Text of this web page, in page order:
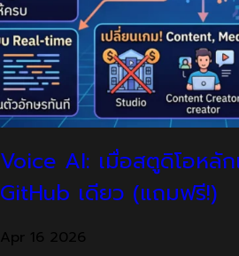
Voice AI: เมื่อสตูดิโอหลั
GitHub เดียว (แถมฟรี!)
Apr 16 2026